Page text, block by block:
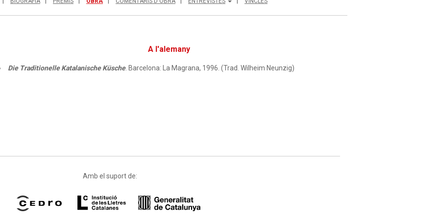
A l'alemany
Die Traditionelle Katalanische Küsche. Barcelona: La Magrana, 1996. (Trad. Wilheim Neunzig)
Amb el suport de: